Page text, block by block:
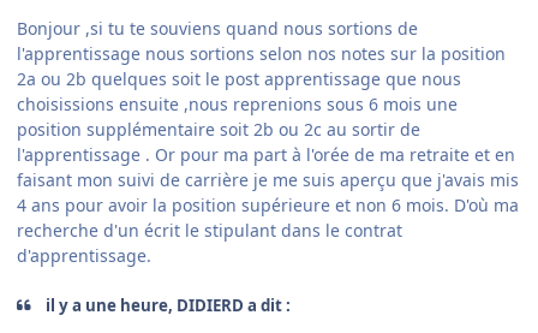
Bonjour ,si tu te souviens quand nous sortions de
l'apprentissage nous sortions selon nos notes sur la position
2a ou 2b quelques soit le post apprentissage que nous
choisissions ensuite ,nous reprenions sous 6 mois une
position supplémentaire soit 2b ou 2c au sortir de
l'apprentissage . Or pour ma part à l'orée de ma retraite et en
faisant mon suivi de carrière je me suis aperçu que j'avais mis
4 ans pour avoir la position supérieure et non 6 mois. D'où ma
recherche d'un écrit le stipulant dans le contrat
d'apprentissage.
il y a une heure, DIDIERD a dit :